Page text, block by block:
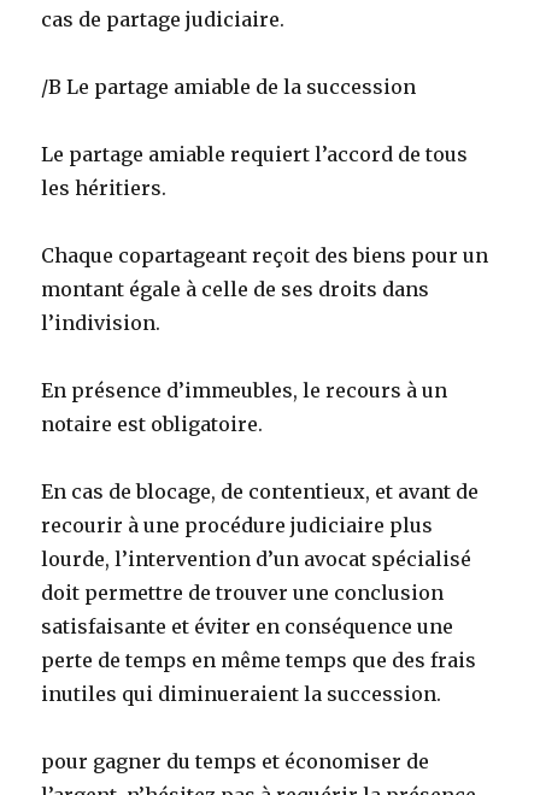
cas de partage judiciaire.
/B Le partage amiable de la succession
Le partage amiable requiert l’accord de tous
les héritiers.
Chaque copartageant reçoit des biens pour un
montant égale à celle de ses droits dans
l’indivision.
En présence d’immeubles, le recours à un
notaire est obligatoire.
En cas de blocage, de contentieux, et avant de
recourir à une procédure judiciaire plus
lourde, l’intervention d’un avocat spécialisé
doit permettre de trouver une conclusion
satisfaisante et éviter en conséquence une
perte de temps en même temps que des frais
inutiles qui diminueraient la succession.
pour gagner du temps et économiser de